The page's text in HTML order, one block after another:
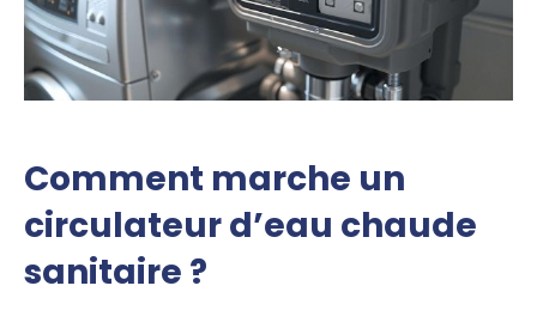
Comment marche un
circulateur d’eau chaude
sanitaire ?